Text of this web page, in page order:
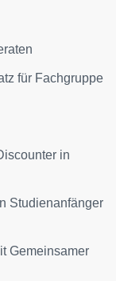
für Fachgruppe
in
Studienanfänger
Gemeinsamer